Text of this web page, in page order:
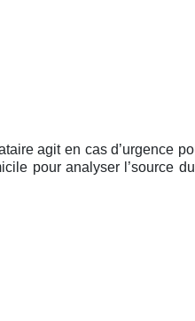
agit en cas d’urgence
pour analyser l’source